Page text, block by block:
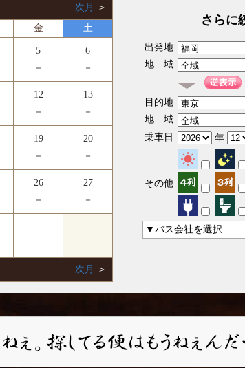
次月
＞
金 土
5
－
6
－
12
－
13
－
19
－
20
－
26
－
27
－
次月 ＞
さらに
出発地
地 域
目的地
地 域
乗車日
年
その他
▼バス会社を選択